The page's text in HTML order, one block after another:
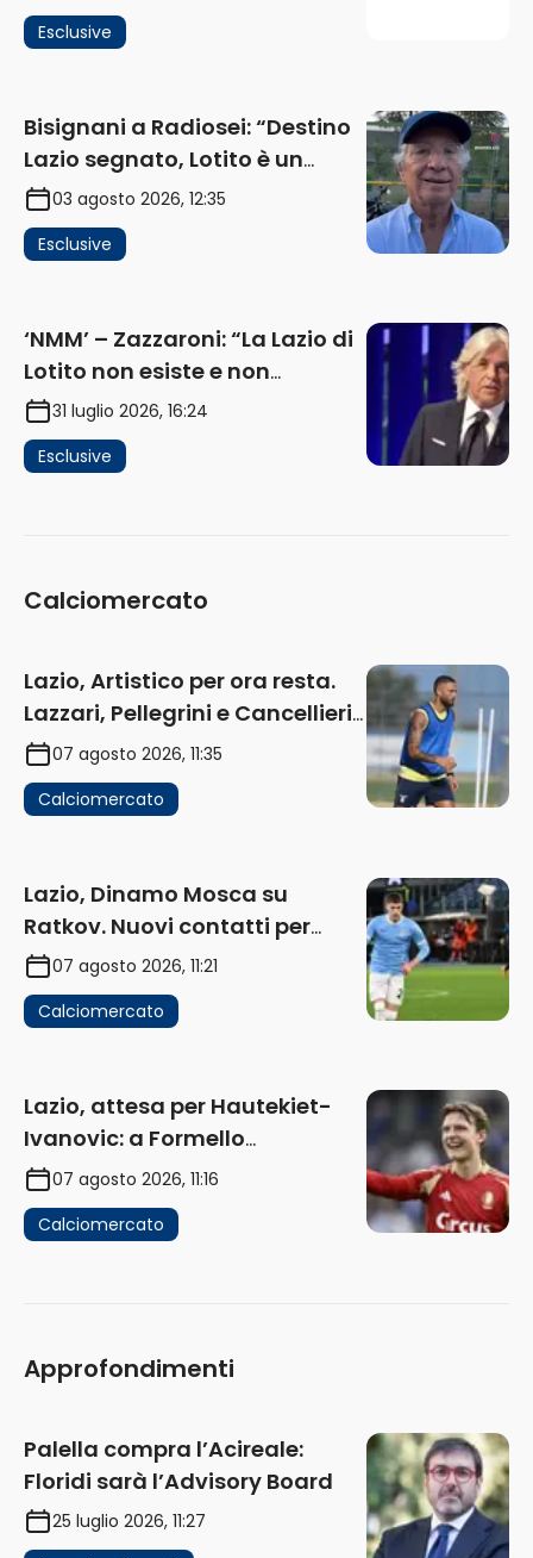
investimenti non arrivano i
ricavi” (AUDIO)
Esclusive
Bisignani a Radiosei: “Destino
Lazio segnato, Lotito è un
problema, la chiave sono
Flaminio e politica. La protesta
e gli interessi dei fondi”
03 agosto 2026, 12:35
Esclusive
‘NMM’ – Zazzaroni: “La Lazio di
Lotito non esiste e non
funziona più. E’ ora di lasciare,
ma lui non ascolta. Pignataro?
Ho verificato…” (AUDIO)
31 luglio 2026, 16:24
Esclusive
Calciomercato
Lazio, Artistico per ora resta.
Lazzari, Pellegrini e Cancellieri
in uscita
07 agosto 2026, 11:35
Calciomercato
Lazio, Dinamo Mosca su
Ratkov. Nuovi contatti per
Pinamonti
07 agosto 2026, 11:21
Calciomercato
Lazio, attesa per Hautekiet-
Ivanovic: a Formello
attendono risposte
07 agosto 2026, 11:16
Calciomercato
Approfondimenti
Palella compra l’Acireale:
Floridi sarà l’Advisory Board
25 luglio 2026, 11:27